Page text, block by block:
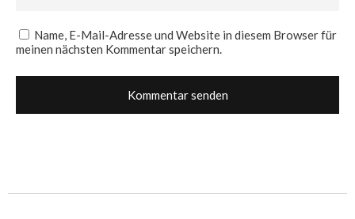
Name, E-Mail-Adresse und Website in diesem Browser für
meinen nächsten Kommentar speichern.